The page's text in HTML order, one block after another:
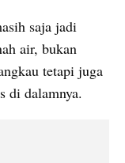
saja jadi
air, bukan
tetapi juga
di dalamnya.